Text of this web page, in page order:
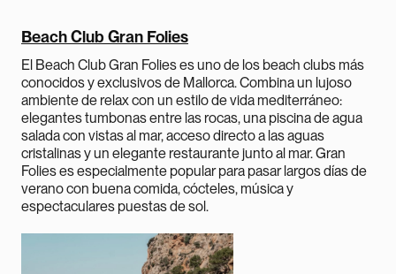
Beach Club Gran Folies
El Beach Club Gran Folies es uno de los beach clubs más
conocidos y exclusivos de Mallorca. Combina un lujoso
ambiente de relax con un estilo de vida mediterráneo:
elegantes tumbonas entre las rocas, una piscina de agua
salada con vistas al mar, acceso directo a las aguas
cristalinas y un elegante restaurante junto al mar. Gran
Folies es especialmente popular para pasar largos días de
verano con buena comida, cócteles, música y
espectaculares puestas de sol.